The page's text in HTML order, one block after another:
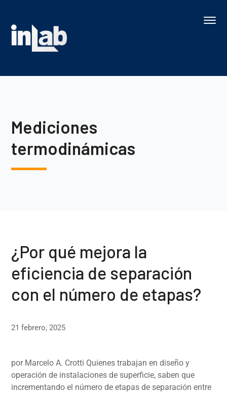
Mediciones
termodinámicas
¿Por qué mejora la
eficiencia de separación
con el número de etapas?
21 febrero, 2025
por Marcelo A. Crotti Quienes trabajan en diseño y
operación de instalaciones de superficie, saben que
incrementando el número de etapas de separación entre